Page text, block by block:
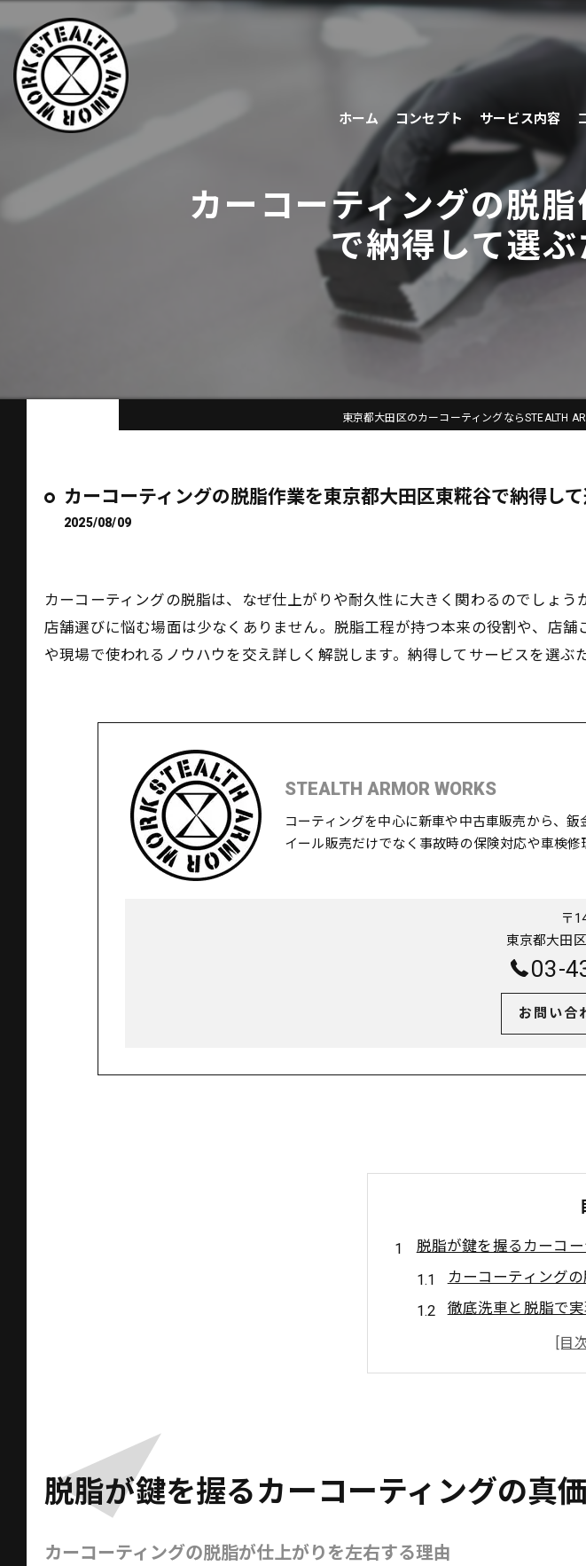
ホーム コンセプト サービス内容
カーコーティングの脱
で納得して選
東京都大田区のカーコーティングならSTEALTH
カーコーティングの脱脂作業を東京都大田区東糀谷で納得し
2025/08/09
カーコーティングの脱脂は、なぜ仕上がりや耐久性に大きく関わるのでしょ
店舗選びに悩む場面は少なくありません。脱脂工程が持つ本来の役割や、店
や現場で使われるノウハウを交え詳しく解説します。納得してサービスを選
STEALTH ARMOR WORKS
コーティングを中心に新車や中古車販売から、
イール販売だけでなく事故時の保険対応や車検修
〒
東京都大田
03-
お問い合
脱脂が鍵を握るカーコ
カーコーティング
徹底洗車と脱脂で
脱脂工程がカーコ
東京都で選ばれる
大田区東糀谷で信
プロショップの脱
脱脂が鍵を握るカーコーティングの真価
カーコーティングの脱脂が仕上がりを左右する理由